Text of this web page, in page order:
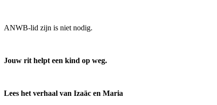
ANWB‑lid zijn is niet nodig.
Jouw rit helpt een kind op weg.
Lees het verhaal van Izaäc en Maria